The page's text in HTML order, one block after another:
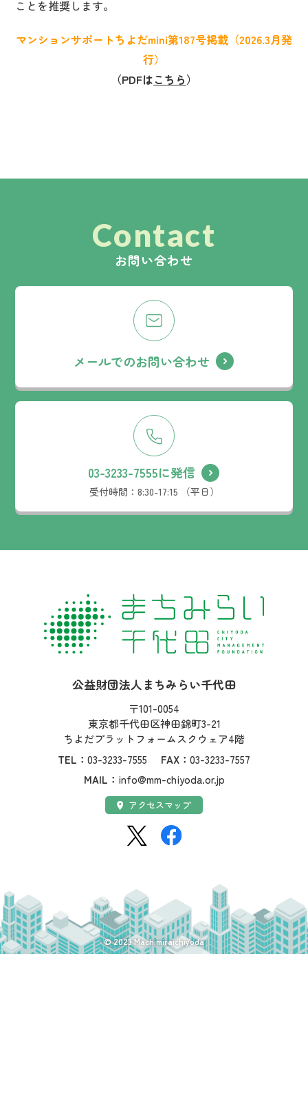
ことを推奨します。
マンションサポートちよだmini第187号掲載（2026.3月発
行）
（PDFはこちら）
Contact
お問い合わせ
メールでのお問い合わせ
03-3233-7555に発信
受付時間： 8:30-17:15 （平日）
社名：
公益財団法人まちみらい千代田
住所：
〒101-0054
東京都千代田区神田錦町3-21
ちよだプラットフォームスクウェア4階
TEL： 03-3233-7555 FAX： 03-3233-7557
MAIL： info@mm-chiyoda.or.jp
アクセス：
アクセスマップ
SNS：
© 2023 Machimiraichiyoda